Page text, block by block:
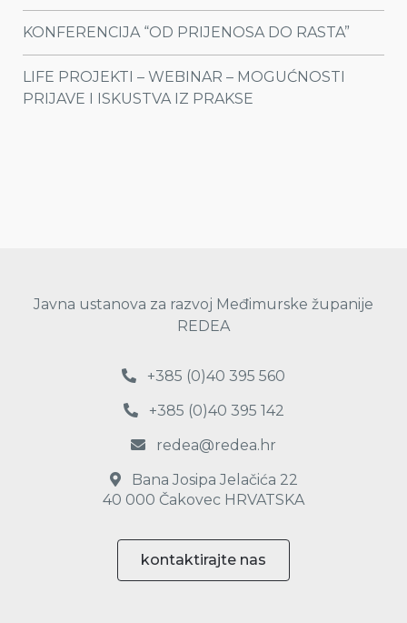
KONFERENCIJA “OD PRIJENOSA DO RASTA”
LIFE PROJEKTI – WEBINAR – MOGUĆNOSTI
PRIJAVE I ISKUSTVA IZ PRAKSE
Javna ustanova za razvoj Međimurske županije
REDEA
+385 (0)40 395 560
+385 (0)40 395 142
redea@redea.hr
Bana Josipa Jelačića 22
40 000 Čakovec HRVATSKA
kontaktirajte nas